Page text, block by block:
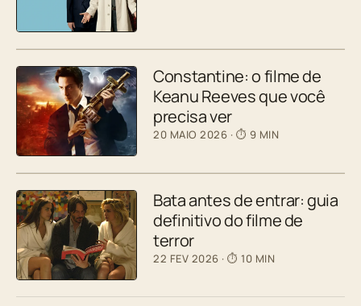
Constantine: o filme de
Keanu Reeves que você
precisa ver
20 MAIO 2026 · ⏱ 9 MIN
Bata antes de entrar: guia
definitivo do filme de
terror
22 FEV 2026 · ⏱ 10 MIN